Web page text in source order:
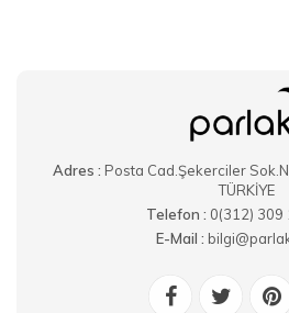
Adres : Posta Cad.Şekerciler
TÜRKİYE
Telefon : 0(312) 309
E-Mail :